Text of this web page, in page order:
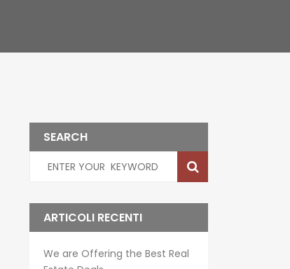
SEARCH
ARTICOLI RECENTI
We are Offering the Best Real